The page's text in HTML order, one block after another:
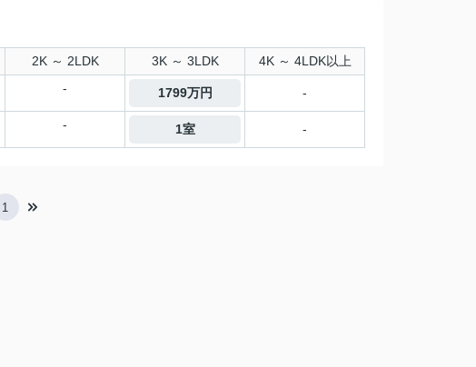
2K ～ 2LDK 3K ～ 3LDK 4K ～ 4LDK以上
- 1799万円 -
- 1室 -
1